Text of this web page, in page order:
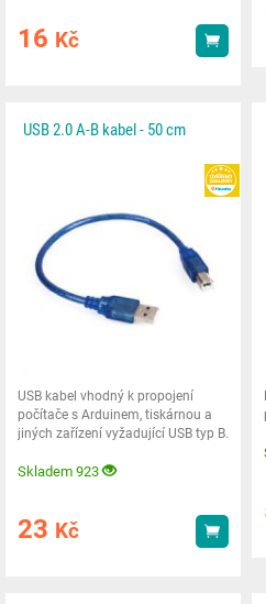
16 Kč Koupit
USB 2.0 A-B kabel - 50 cm
USB kabel vhodný k propojení
počítače s Arduinem, tiskárnou a
jiných zařízení vyžadující USB typ B.
Skladem 923
23 Kč Koupit